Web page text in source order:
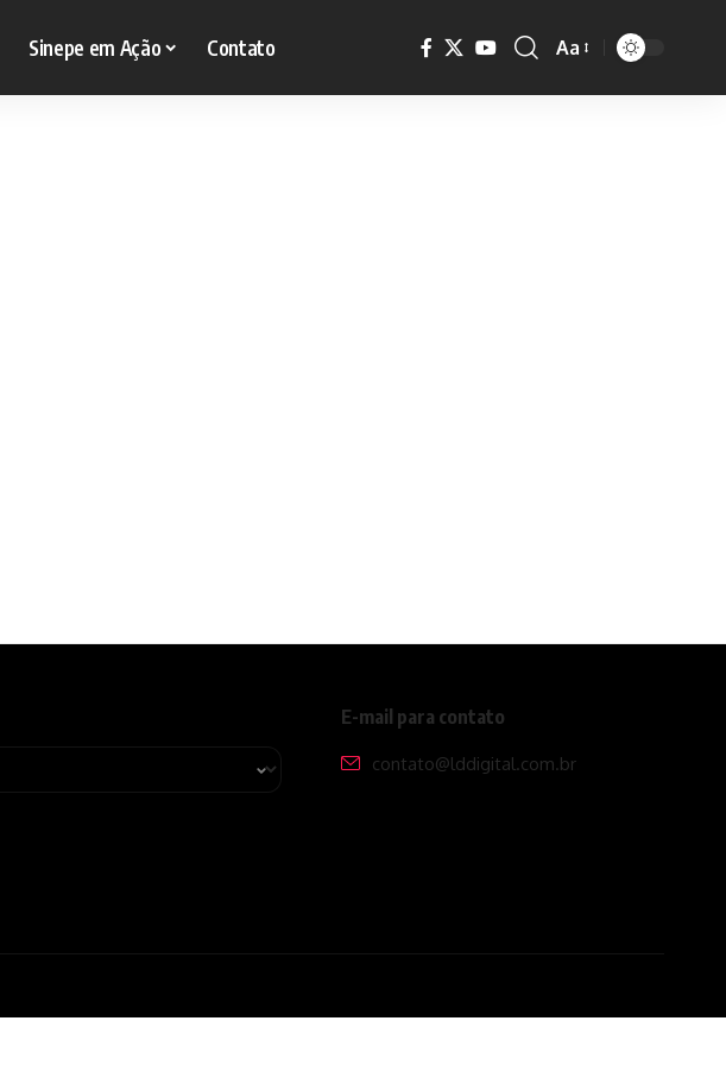
Sinepe em Ação Contato Aa
E-mail para contato
contato@lddigital.com.br